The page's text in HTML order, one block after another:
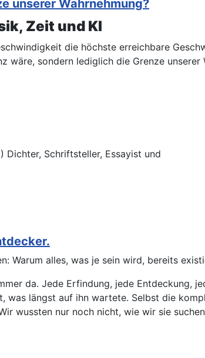
unserer Wahrnehmung?
Zeit und KI
die höchste erreichbare
wäre, sondern lediglich die Grenze unserer
Dichter, Schriftsteller, Essayist und
Warum alles, was je sein wird, bereits
da. Jede Erfindung, jede Entdeckung,
längst auf ihn wartete. Selbst die
wussten nur noch nicht, wie wir sie